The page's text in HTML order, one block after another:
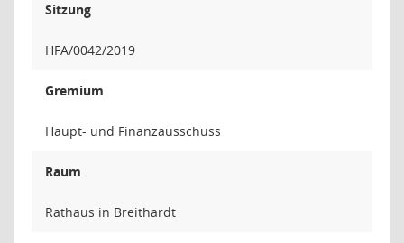
Sitzung
HFA/0042/2019
Gremium
Haupt- und Finanzausschuss
Raum
Rathaus in Breithardt